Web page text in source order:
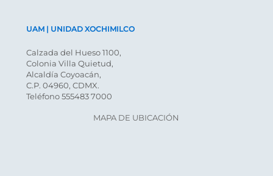
UAM | UNIDAD XOCHIMILCO
Calzada del Hueso 1100,
Colonia Villa Quietud,
Alcaldía Coyoacán,
C.P. 04960, CDMX.
Teléfono 555483 7000
MAPA DE UBICACIÓN